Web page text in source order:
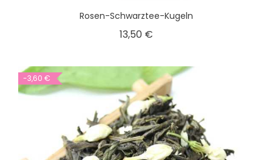
Rosen-Schwarztee-Kugeln
13,50 €
-3,60 €